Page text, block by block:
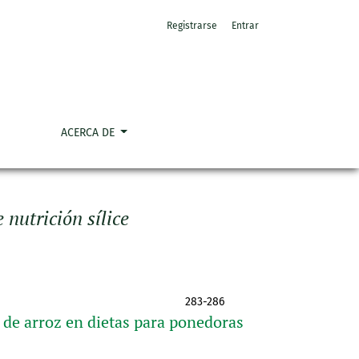
ACERCA DE
Registrarse Entrar
nutrición sílice
283-286
arroz en dietas para ponedoras